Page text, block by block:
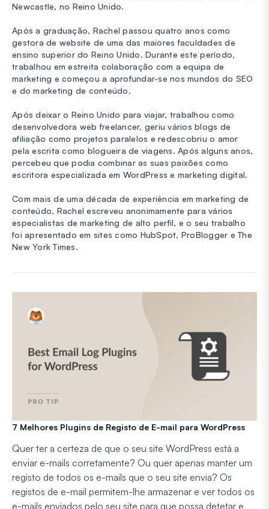
Newcastle, no Reino Unido.
Após a graduação, Rachel passou quatro anos como
gestora de website de uma das maiores faculdades de
ensino superior do Reino Unido. Durante este período,
trabalhou em estreita colaboração com a equipa de
marketing e começou a aprofundar-se nos mundos do SEO
e do marketing de conteúdo.
Após deixar o Reino Unido para viajar, trabalhou como
desenvolvedora web freelancer, geriu vários blogs de
afiliação como projetos paralelos e redescobriu o amor
pela escrita como blogueira de viagens. Após alguns anos,
percebeu que podia combinar as suas paixões como
escritora especializada em WordPress e marketing digital.
Com mais de uma década de experiência em marketing de
conteúdo, Rachel escreveu anonimamente para vários
especialistas de marketing de alto perfil, e o seu trabalho
foi apresentado em sites como HubSpot, ProBlogger e The
New York Times.
7 Melhores Plugins de Registo de E-mail para WordPress
Quer ter a certeza de que o seu site WordPress está a
enviar e-mails corretamente? Ou quer apenas manter um
registo de todos os e-mails que o seu site envia? Os
registos de e-mail permitem-lhe armazenar e ver todos os
e-mails enviados pelo seu site para que possa detetar e